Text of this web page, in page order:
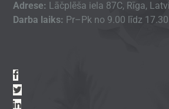
Adrese: Lāčplēša iela 87C, Rīga,
Darba laiks: Pr–Pk no 9.00 līdz 17.30